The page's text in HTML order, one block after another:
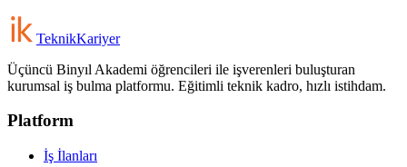
TeknikKariyer
Üçüncü Binyıl Akademi öğrencileri ile işverenleri buluşturan
kurumsal iş bulma platformu. Eğitimli teknik kadro, hızlı istihdam.
Platform
İş İlanları